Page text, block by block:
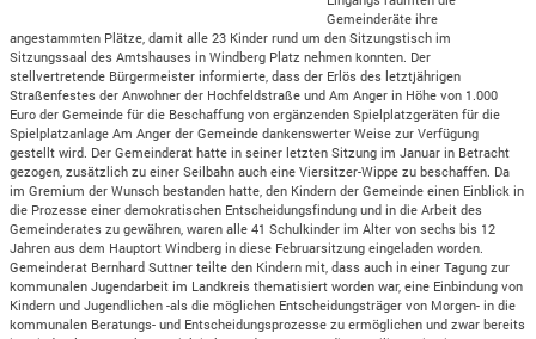
Gemeinderäte ihre
angestammten Plätze, damit alle 23 Kinder rund um den Sitzungstisch im
Sitzungssaal des Amtshauses in Windberg Platz nehmen konnten. Der
stellvertretende Bürgermeister informierte, dass der Erlös des letztjährigen
Straßenfestes der Anwohner der Hochfeldstraße und Am Anger in Höhe von 1.000
Euro der Gemeinde für die Beschaffung von ergänzenden Spielplatzgeräten für die
Spielplatzanlage Am Anger der Gemeinde dankenswerter Weise zur Verfügung
gestellt wird. Der Gemeinderat hatte in seiner letzten Sitzung im Januar in Betracht
gezogen, zusätzlich zu einer Seilbahn auch eine Viersitzer-Wippe zu beschaffen. Da
im Gremium der Wunsch bestanden hatte, den Kindern der Gemeinde einen Einblick in
die Prozesse einer demokratischen Entscheidungsfindung und in die Arbeit des
Gemeinderates zu gewähren, waren alle 41 Schulkinder im Alter von sechs bis 12
Jahren aus dem Hauptort Windberg in diese Februarsitzung eingeladen worden.
Gemeinderat Bernhard Suttner teilte den Kindern mit, dass auch in einer Tagung zur
kommunalen Jugendarbeit im Landkreis thematisiert worden war, eine Einbindung von
Kindern und Jugendlichen -als die möglichen Entscheidungsträger von Morgen- in die
kommunalen Beratungs- und Entscheidungsprozesse zu ermöglichen und zwar bereits